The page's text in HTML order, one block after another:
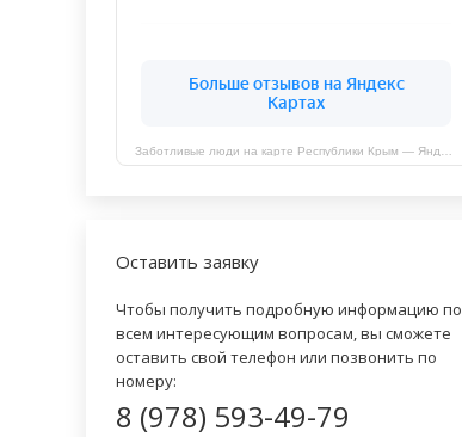
Оставить заявку
Чтобы получить подробную информацию по
всем интересующим вопросам, вы сможете
оставить свой телефон или позвонить по
номеру:
8 (978) 593-49-79